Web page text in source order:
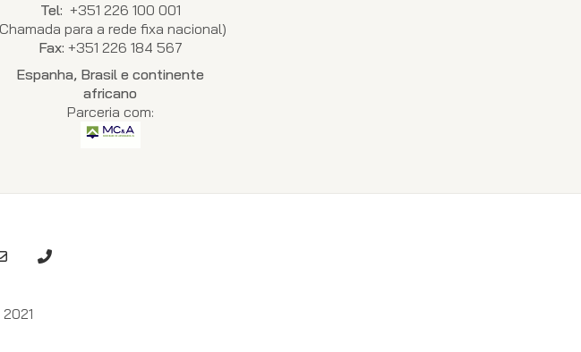
Tel: +351 226 100 001
para a rede fixa nacional)
Fax: +351 226 184 567
Espanha, Brasil e continente
africano
Parceria com: